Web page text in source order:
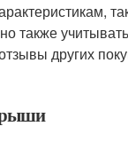
также
других